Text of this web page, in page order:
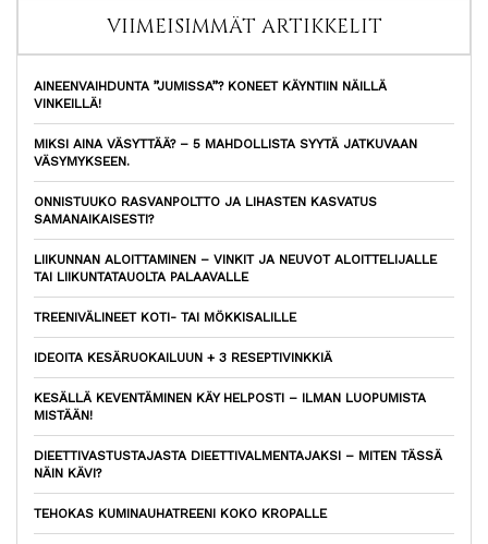
VIIMEISIMMÄT ARTIKKELIT
AINEENVAIHDUNTA ”JUMISSA”? KONEET KÄYNTIIN NÄILLÄ
VINKEILLÄ!
MIKSI AINA VÄSYTTÄÄ? – 5 MAHDOLLISTA SYYTÄ JATKUVAAN
VÄSYMYKSEEN.
ONNISTUUKO RASVANPOLTTO JA LIHASTEN KASVATUS
SAMANAIKAISESTI?
LIIKUNNAN ALOITTAMINEN – VINKIT JA NEUVOT ALOITTELIJALLE
TAI LIIKUNTATAUOLTA PALAAVALLE
TREENIVÄLINEET KOTI- TAI MÖKKISALILLE
IDEOITA KESÄRUOKAILUUN + 3 RESEPTIVINKKIÄ
KESÄLLÄ KEVENTÄMINEN KÄY HELPOSTI – ILMAN LUOPUMISTA
MISTÄÄN!
DIEETTIVASTUSTAJASTA DIEETTIVALMENTAJAKSI – MITEN TÄSSÄ
NÄIN KÄVI?
TEHOKAS KUMINAUHATREENI KOKO KROPALLE